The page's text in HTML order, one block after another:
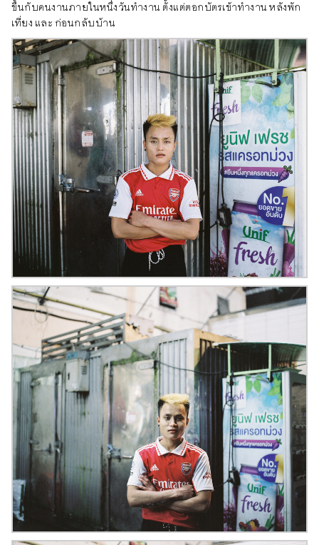
ขึ้นกับคนงานภายในหนึ่งวันทำงาน ตั้งแต่ตอกบัตรเข้าทำงาน หลังพัก
เที่ยง และ ก่อนกลับบ้าน